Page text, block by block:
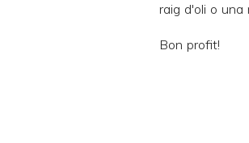
raig d'oli o una
Bon profit!